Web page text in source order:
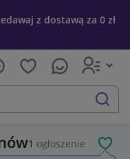
z dostawą za 0 zł
szukaj
1 ogłoszenie